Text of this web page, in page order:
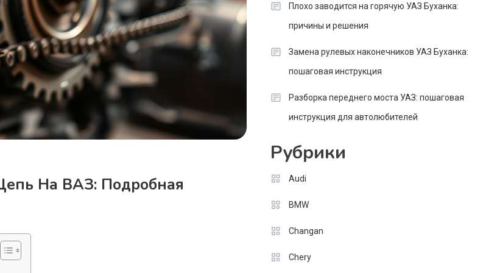
На ВАЗ: Подробная
Плохо заводится на горячую УАЗ Буханка:
причины и решения
Замена рулевых наконечников УАЗ Буханка:
пошаговая инструкция
Разборка переднего моста УАЗ: пошаговая
инструкция для автолюбителей
Рубрики
Audi
BMW
Changan
Chery